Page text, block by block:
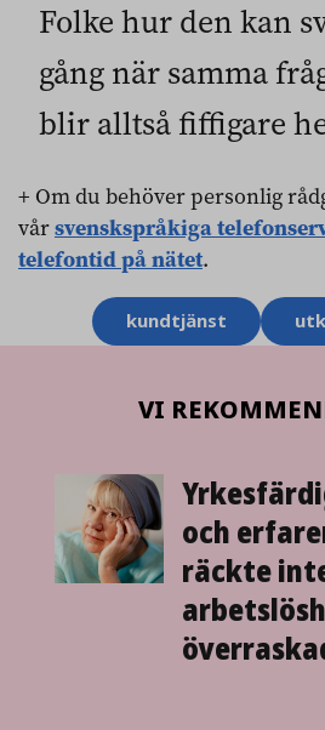
Folke hur den kan
gång när samma
blir alltså fiffigare
+ Om du behöver personlig
vårsvenskspråkiga
telefontid på nätet.
Ämnesordkundtjänst
VI
och
räckte